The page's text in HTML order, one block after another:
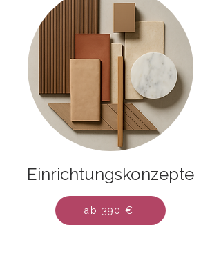
Einrichtungskonzepte
ab 390 €